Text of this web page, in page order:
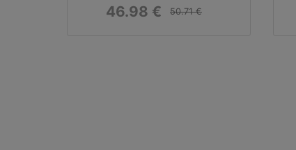
46.98 € 50.71 €